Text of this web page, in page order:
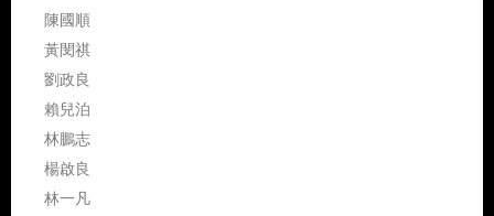
陳國順
黃閔祺
劉政良
賴兒泊
林鵬志
楊啟良
林一凡